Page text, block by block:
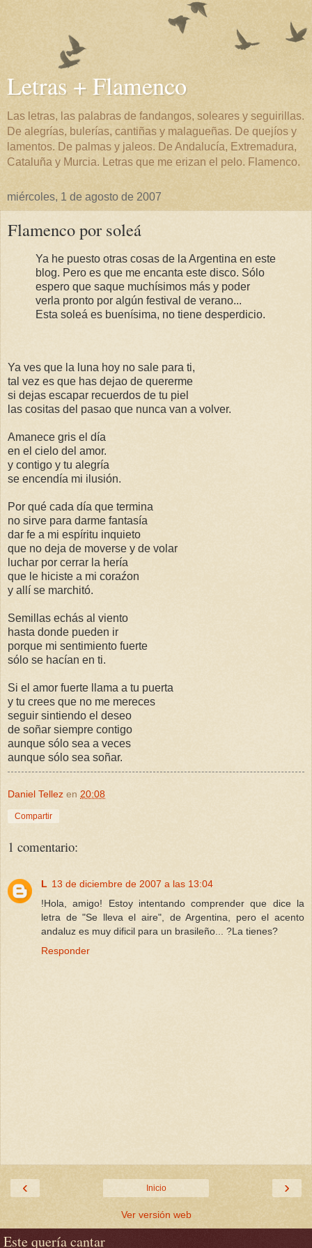
Letras + Flamenco
Las letras, las palabras de fandangos, soleares y seguirillas.
De alegrías, bulerías, cantiñas y malagueñas. De quejíos y
lamentos. De palmas y jaleos. De Andalucía, Extremadura,
Cataluña y Murcia. Letras que me erizan el pelo. Flamenco.
miércoles, 1 de agosto de 2007
Flamenco por soleá
Ya he puesto otras cosas de la Argentina en este
blog. Pero es que me encanta este disco. Sólo
espero que saque muchísimos más y poder
verla pronto por algún festival de verano...
Esta soleá es buenísima, no tiene desperdicio.
Ya ves que la luna hoy no sale para ti,
tal vez es que has dejao de quererme
si dejas escapar recuerdos de tu piel
las cositas del pasao que nunca van a volver.
Amanece gris el día
en el cielo del amor.
y contigo y tu alegría
se encendía mi ilusión.
Por qué cada día que termina
no sirve para darme fantasía
dar fe a mi espíritu inquieto
que no deja de moverse y de volar
luchar por cerrar la hería
que le hiciste a mi coraźon
y allí se marchitó.
Semillas echás al viento
hasta donde pueden ir
porque mi sentimiento fuerte
sólo se hacían en ti.
Si el amor fuerte llama a tu puerta
y tu crees que no me mereces
seguir sintiendo el deseo
de soñar siempre contigo
aunque sólo sea a veces
aunque sólo sea soñar.
Daniel Tellez en 20:08
Compartir
1 comentario:
L 13 de diciembre de 2007 a las 13:04
!Hola, amigo! Estoy intentando comprender que dice la
letra de "Se lleva el aire", de Argentina, pero el acento
andaluz es muy dificil para un brasileño... ?La tienes?
Responder
‹ ›
Inicio
Ver versión web
Este quería cantar